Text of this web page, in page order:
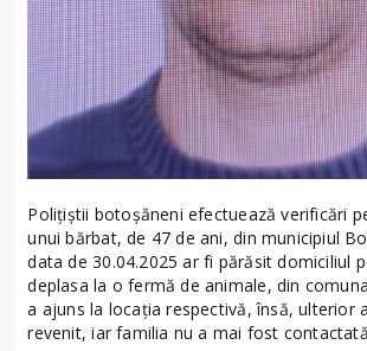
Polițiștii botoșăneni efectuează verificări
unui bărbat, de 47 de ani, din municipiul
data de 30.04.2025 ar fi părăsit domiciliul
deplasa la o fermă de animale, din
a ajuns la locația respectivă, însă, ulterior
revenit, iar familia nu a mai fost